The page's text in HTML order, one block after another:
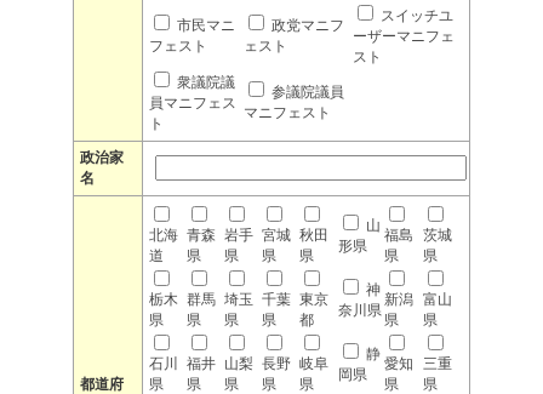
市民マニ
フェスト
政党マニフ
ェスト
スイッチユ
ーザーマニフェ
スト
衆議院議
員マニフェス
ト
参議院議員
マニフェスト
政治家
名
都道府
北海
道
青森
県
岩手
県
宮城
県
秋田
県
山
形県
福島
県
茨城
県
栃木
県
群馬
県
埼玉
県
千葉
県
東京
都
神
奈川県
新潟
県
富山
県
石川
県
福井
県
山梨
県
長野
県
岐阜
県
静
岡県
愛知
県
三重
県